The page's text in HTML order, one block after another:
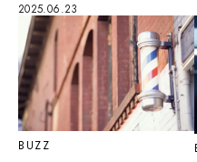
2025.06.23
BUZZ